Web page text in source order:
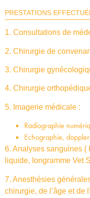
PRESTATIONS
1. Consultations de
2. Chirurgie de
3. Chirurgie
4. Chirurgie
5. Imagerie médicale :
Radiographie
Echographie,
6. Analyses sanguines (
liquide, Iongramme Vet
7. Anesthésies
chirurgie, de l’âge et de